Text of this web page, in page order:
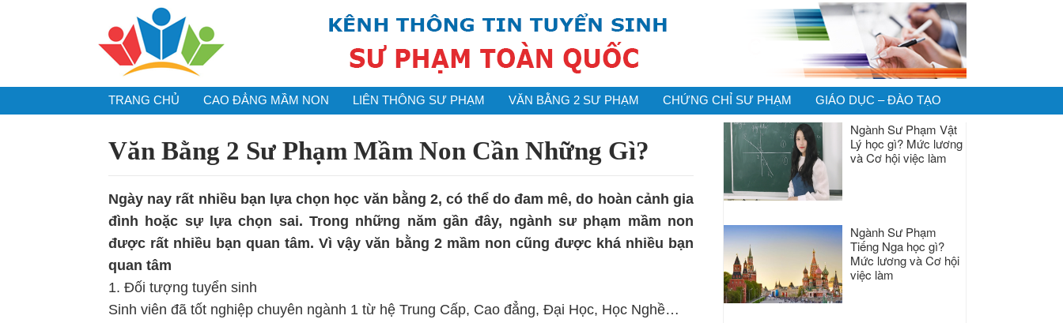
TRANG CHỦ CAO ĐẲNG MẦM NON LIÊN THÔNG SƯ PHẠM VĂN BẰNG 2 SƯ PHẠM CHỨNG CHỈ SƯ PHẠM GIÁO DỤC – ĐÀO TẠO
Văn Bằng 2 Sư Phạm Mầm Non Cần Những Gì?
Ngày nay rất nhiều bạn lựa chọn học văn bằng 2, có thể do đam mê, do hoàn cảnh gia
đình hoặc sự lựa chọn sai. Trong những năm gần đây, ngành sư phạm mầm non
được rất nhiều bạn quan tâm. Vì vậy văn bằng 2 mầm non cũng được khá nhiều bạn
quan tâm
1. Đối tượng tuyển sinh
Sinh viên đã tốt nghiệp chuyên ngành 1 từ hệ Trung Cấp, Cao đẳng, Đại Học, Học Nghề…
Ngành Sư Phạm Vật
Lý học gì? Mức lương
và Cơ hội việc làm
Ngành Sư Phạm
Tiếng Nga học gì?
Mức lương và Cơ hội
việc làm